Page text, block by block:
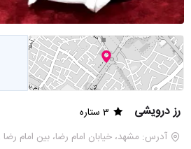
رز درویشی
3 ستاره
آدرس: مشهد، خیابان امام رضا، بین امام رضا 1 و 3